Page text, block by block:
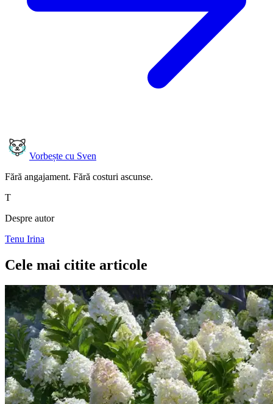
Vorbește cu Sven
Fără angajament. Fără costuri ascunse.
T
Despre autor
Tenu Irina
Cele mai citite articole